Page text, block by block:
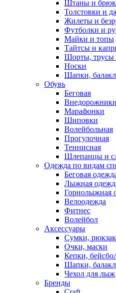
Штаны и
Толстовки и
Жилеты и
Футболки и
Майки и топы
Тайтсы и
Шорты, трусы
Носки
Шапки,
Обувь
Беговая
Марафонки
Шиповки
Волейбольная
Прогулочная
Теннисная
Шлепанцы и
Одежда по видам
Беговая
Лыжная
Горнолыжная
Велоодежда
Фитнес
Волейбол
Аксессуары
Сумки,
Очки, маски
Кепки,
Шапки,
Чехол для лыж
Бренды